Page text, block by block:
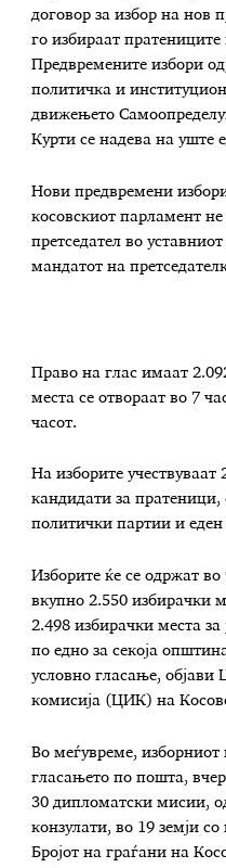
договор за избор на нов
го избираат
Предвремените избори
политичка и
движењето
Курти се надева на уште
Нови предвремени
косовскиот парламент не
претседател во
мандатот на
Право на глас имаат
места се отвораат во 7
часот.
На изборите учествуваат
кандидати за
политички партии и еден
Изборите ќе се одржат
вкупно 2.550 избирачки
2.498 избирачки места
по едно за секоја
условно гласање, објави
комисија (ЦИК) на
Во меѓувреме, изборниот
гласањето по пошта,
30 дипломатски мисии,
конзулати, во 19 земји
Бројот на граѓани на